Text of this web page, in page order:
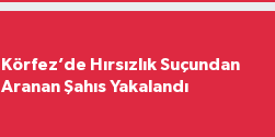
Körfez’de Hırsızlık Suçundan
Aranan Şahıs Yakalandı